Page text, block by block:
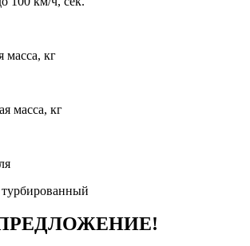
масса, кг
масса, кг